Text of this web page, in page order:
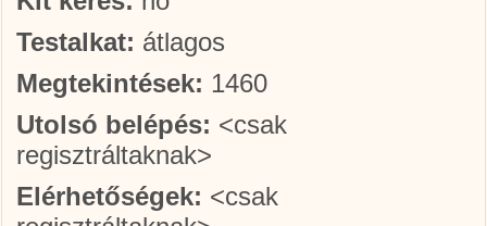
Testalkat: átlagos
Megtekintések: 1460
Utolsó belépés: <csak
regisztráltaknak>
Elérhetőségek: <csak